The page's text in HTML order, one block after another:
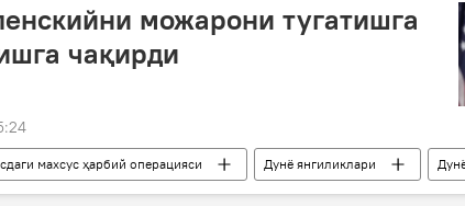
можарони тугатишга
чақирди
махсус ҳарбий операцияси Дунё янгиликлари
Украина Дональд Трамп
Владимир Путин